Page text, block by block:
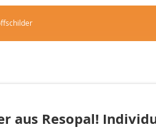
aus Resopal!